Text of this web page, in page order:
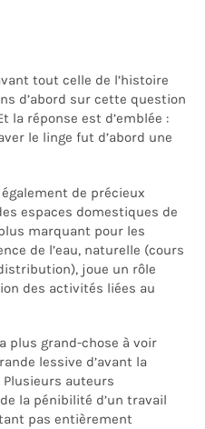
tout celle de l’histoire
d’abord sur cette question
la réponse est d’emblée :
le linge fut d’abord une
de précieux
espaces domestiques de
marquant pour les
de l’eau, naturelle (cours
joue un rôle
des activités liées au
plus grand-chose à voir
lessive d’avant la
auteurs
la pénibilité d’un travail
pas entièrement